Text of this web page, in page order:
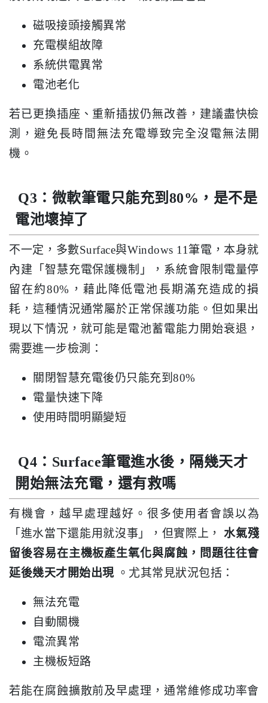
磁吸接頭接觸異常
充電模組故障
系統供電異常
電池老化
若已更換插座、重新插拔仍無改善，建議盡快檢
測，避免長時間無法充電導致完全沒電無法開
機。
Q3：微軟筆電只能充到80%，是不是
電池壞掉了
不一定，多數Surface與Windows 11筆電，本身就
內建「智慧充電保護機制」，系統會限制電量停
留在約80%，藉此降低電池長期滿充造成的損
耗，這種情況通常屬於正常保護功能。但如果出
現以下情況，就可能是電池蓄電能力開始衰退，
需要進一步檢測：
關閉智慧充電後仍只能充到80%
電量快速下降
使用時間明顯變短
Q4：Surface筆電進水後，隔幾天才
開始無法充電，還有救嗎
有機會，越早處理越好。很多使用者會誤以為
「進水當下還能用就沒事」，但實際上，
水氣殘
留後容易在主機板產生氧化與腐蝕，問題往往會
延後幾天才開始出現 。尤其常見狀況包括：
無法充電
自動關機
電流異常
主機板短路
若能在腐蝕擴散前及早處理，通常維修成功率會